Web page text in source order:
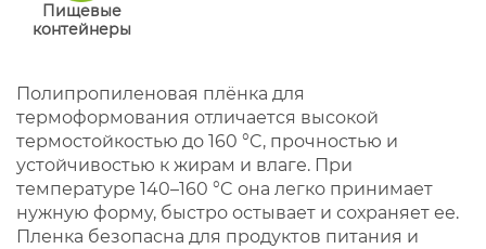
Пищевые
контейнеры
Полипропиленовая плёнка для
термоформования отличается высокой
термостойкостью до 160 °C, прочностью и
устойчивостью к жирам и влаге. При
температуре 140–160 °C она легко принимает
нужную форму, быстро остывает и сохраняет ее.
Пленка безопасна для продуктов питания и